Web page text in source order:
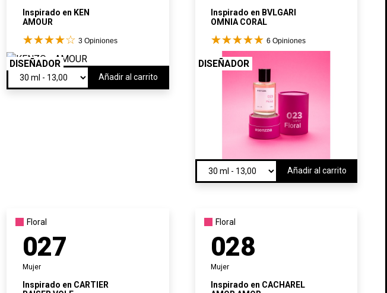
Inspirado en KEN
AMOUR
3 Opiniones
DISEÑADOR
Añadir al carrito
Inspirado en BVLGARI
OMNIA CORAL
6 Opiniones
DISEÑADOR
Añadir al carrito
Floral
027
Mujer
Inspirado en CARTIER
Floral
028
Mujer
Inspirado en CACHAREL